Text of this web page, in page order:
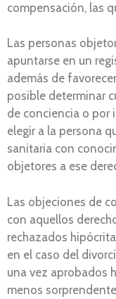
compensación, las
Las personas
apuntarse en un
además de
posible determinar
de conciencia o por
elegir a la persona
sanitaria con
objetores a ese
Las objeciones de
con aquellos
rechazados
en el caso del
una vez aprobados
menos